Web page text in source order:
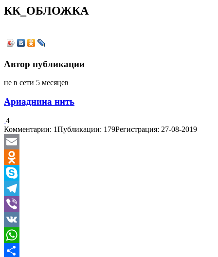
КК_ОБЛОЖКА
Автор публикации
не в сети 5 месяцев
Ариаднина нить
4
Комментарии: 1Публикации: 179Регистрация: 27-08-2019
Email
Odnoklassniki
Skype
Telegram
Viber
VK
WhatsApp